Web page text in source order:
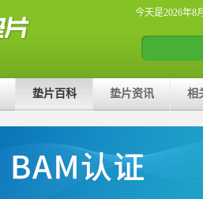
今天是2026年8
垫片百科 垫片资讯 相